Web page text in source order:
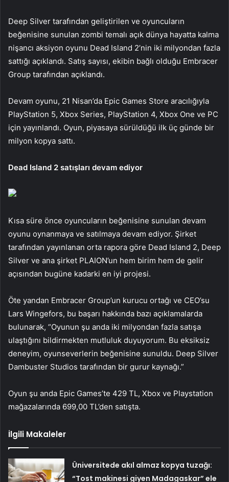
Deep Silver tarafından geliştirilen ve oyuncuların
beğenisine sunulan zombi temalı açık dünya hayatta kalma
nişancı aksiyon oyunu Dead Island 2’nin iki milyondan fazla
sattığı açıklandı. Satış sayısı, ekibin bağlı olduğu Embracer
Group tarafından açıklandı.
Devam oyunu, 21 Nisan’da Epic Games Store aracılığıyla
PlayStation 5, Xbox Series, PlayStation 4, Xbox One ve PC
için yayınlandı. Oyun, piyasaya sürüldüğü ilk üç günde bir
milyon kopya sattı.
Dead Island 2 satışları devam ediyor
Kısa süre önce oyuncuların beğenisine sunulan devam
oyunu oynanmaya ve satılmaya devam ediyor. Şirket
tarafından yayınlanan orta rapora göre Dead Island 2, Deep
Silver ve ana şirket PLAION’un hem birim hem de gelir
açısından bugüne kadarki en iyi projesi.
Öte yandan Embracer Group’un kurucu ortağı ve CEO’su
Lars Wingefors, bu başarı hakkında bazı açıklamalarda
bulunarak, “Oyunun şu anda iki milyondan fazla satışa
ulaştığını bildirmekten mutluluk duyuyorum. Bu eksiksiz
deneyim, oyunseverlerin beğenisine sunuldu. Deep Silver
Dambuster Studios tarafından bir gurur kaynağı.”
Oyun şu anda Epic Games’te 429 TL, Xbox ve Playstation
mağazalarında 699,00 TL’den satışta.
İlgili Makaleler
Üniversitede akıl almaz kopya tuzağı:
“Tost makinesi giyen Madagaskar” ele